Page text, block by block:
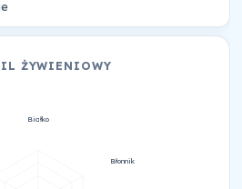
ŻYWIENIOWY
Białko
Błonnik